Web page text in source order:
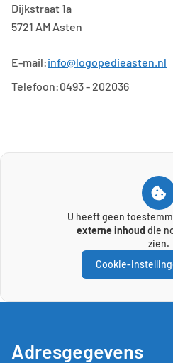
Dijkstraat 1a
5721 AM Asten
E-mail:info@logopedieasten.nl
Telefoon:0493 - 202036
U heeft geen
externe inhouddie
zien.
Cookie-
Adresgegevens